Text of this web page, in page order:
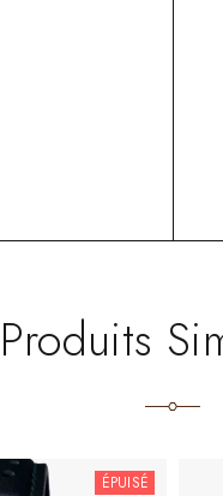
Produits
ÉPUISÉ